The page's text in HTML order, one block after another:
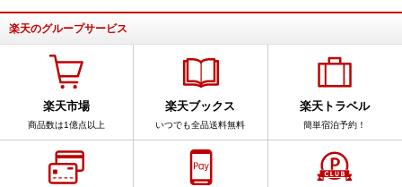
楽天のグループサービス
楽天市場
商品数は1億点以上
楽天ブックス
いつでも全品送料無料
楽天トラベル
簡単宿泊予約！